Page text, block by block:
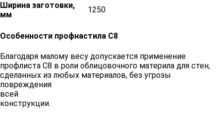
Ширина заготовки,
мм
1250
Особенности профнастила С8
Благодаря малому весу допускается применение
профлиста С8 в роли облицовочного материла для стен,
сделанных из любых материалов, без угрозы
повреждения
всей
конструкции.